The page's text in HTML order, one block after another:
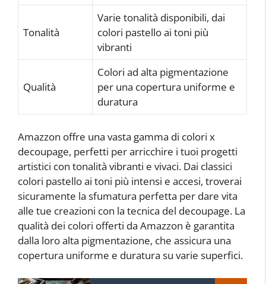
Tonalità
Varie tonalità disponibili, dai
colori pastello ai toni più
vibranti
Qualità
Colori ad alta pigmentazione
per una copertura uniforme e
duratura
Amazzon offre una vasta gamma di colori x
decoupage, perfetti per arricchire i tuoi progetti
artistici con tonalità vibranti e vivaci. Dai classici
colori pastello ai toni più intensi e accesi, troverai
sicuramente la sfumatura perfetta per dare vita
alle tue creazioni con la tecnica del decoupage. La
qualità dei colori offerti da Amazzon è garantita
dalla loro alta pigmentazione, che assicura una
copertura uniforme e duratura su varie superfici.